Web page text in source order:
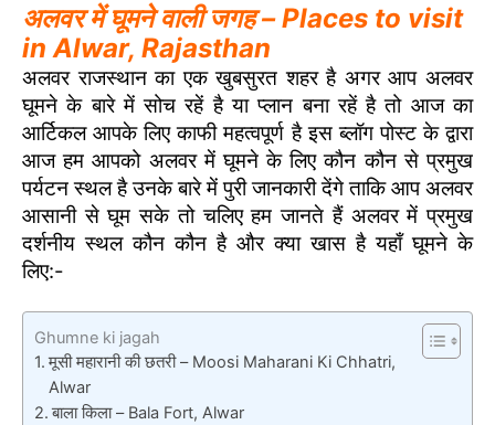
अलवर में घूमने वाली जगह – Places to visit
in Alwar, Rajasthan
अलवर राजस्थान का एक खुबसुरत शहर है अगर आप अलवर
घूमने के बारे में सोच रहें है या प्लान बना रहें है तो आज का
आर्टिकल आपके लिए काफी महत्वपूर्ण है इस ब्लॉग पोस्ट के द्वारा
आज हम आपको अलवर में घूमने के लिए कौन कौन से प्रमुख
पर्यटन स्थल है उनके बारे में पुरी जानकारी देंगे ताकि आप अलवर
आसानी से घूम सके तो चलिए हम जानते हैं अलवर में प्रमुख
दर्शनीय स्थल कौन कौन है और क्या खास है यहाँ घूमने के
लिए:-
Ghumne ki jagah
मूसी महारानी की छतरी – Moosi Maharani Ki Chhatri,
Alwar
बाला किला – Bala Fort, Alwar